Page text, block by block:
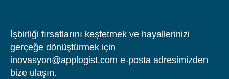
İşbirliği fırsatlarını keşfetmek ve hayallerinizi
gerçeğe dönüştürmek için
inovasyon@applogist.com e-posta adresimizden
bize ulaşın.